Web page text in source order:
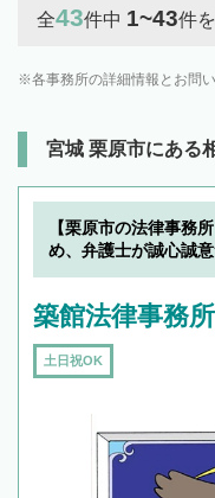
全43件中 1~43件
各事務所の詳細情報とお問
宮城 栗原市にある
【栗原市の法律事務
め、弁護士が誠心誠
築館法律事務所
土日祝OK